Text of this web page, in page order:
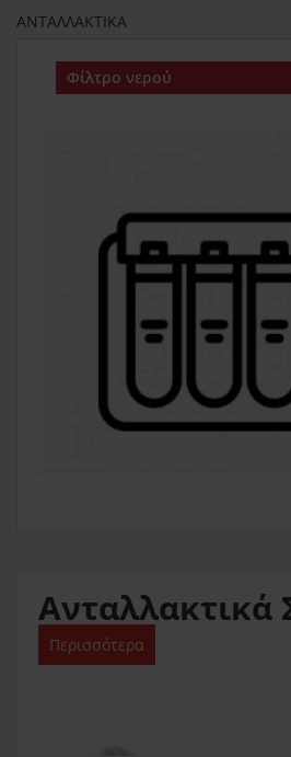
ΑΝΤΑΛΛΑΚΤΙΚΑ
Φίλτρο νερού
Ανταλλακτικά
Περισσότερα